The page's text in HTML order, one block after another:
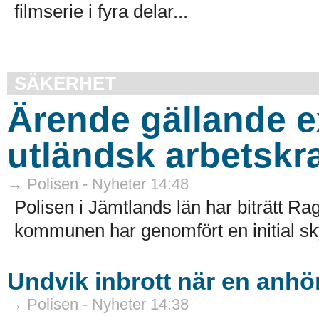
filmserie i fyra delar...
SÄKERHET
Ärende gällande
utländsk
→ Polisen - Nyheter 14:48
Polisen i Jämtlands län har biträtt
kommunen har genomfört en initial
Undvik inbrott när en
→ Polisen - Nyheter 14:38